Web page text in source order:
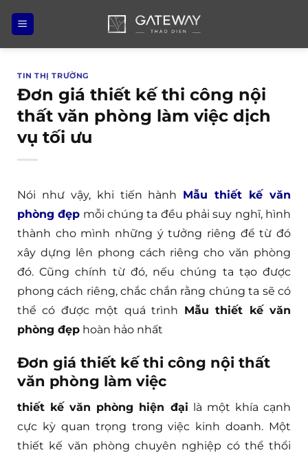
qua
nội
TIN THỊ TRƯỜNG
Đơn giá thiết kế thi công nội
thất văn phòng làm việc dịch
vụ tối ưu
Nói như vậy, khi tiến hành Mẫu thiết kế văn
phòng đẹp mỗi chúng ta đều phải suy nghĩ, hình
thành cho mình những ý tưởng riêng để từ đó
xây dựng lên phong cách riêng cho văn phòng
đó. Cũng chính từ đó, nếu chúng ta tạo được
phong cách riêng, chắc chắn rằng chúng ta sẽ có
thể có được một quá trình Mẫu thiết kế văn
phòng đẹp hoàn hảo nhất
Đơn giá thiết kế thi công nội thất
văn phòng làm việc
thiết kế văn phòng hiện đại là một khía cạnh
cực kỳ quan trọng trong việc kinh doanh. Một
thiết kế văn phòng chuyên nghiệp có thể thổi